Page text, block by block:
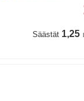
Säästät1,25